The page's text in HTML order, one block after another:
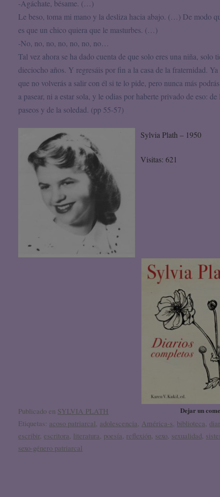
-Agáchate, bésame. (…)
Le beso, toma mi mano y la desliza hacia abajo. (…) De modo
es que un chico quiera que le masturbes. (…)
-No, no, no, no, no, no, no…
Tal vez ahora se ha dado cuenta de que solo eres una niña, solo
dieciocho años. Y regresáis por fin a la casa de la fraternidad. Ya
que no volverás a salir con él si te lo pide, pero nunca más
a pasear, ni a estar sola, y le odias por haberte privado de eso: de
paseos y de la soledad. (pp 55-57)
Sylvia Plath – 1950
Visitas: 621
Dejar un
Publicado en SYLVIA PLATH
Etiquetas: acoso patriarcal adolescencia América-s biblioteca ,
escribir,escritora literatura poesía reflexión sexo sexualidad
sexo-género patriarcal